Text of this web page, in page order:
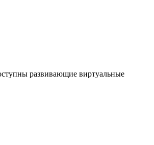
развивающие виртуальные